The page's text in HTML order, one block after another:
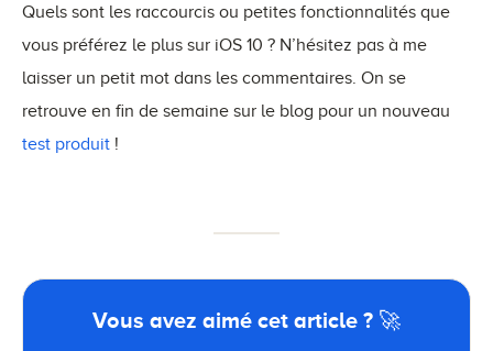
Quels sont les raccourcis ou petites fonctionnalités que
vous préférez le plus sur iOS 10 ? N’hésitez pas à me
laisser un petit mot dans les commentaires. On se
retrouve en fin de semaine sur le blog pour un nouveau
test produit !
Vous avez aimé cet article ? 🚀